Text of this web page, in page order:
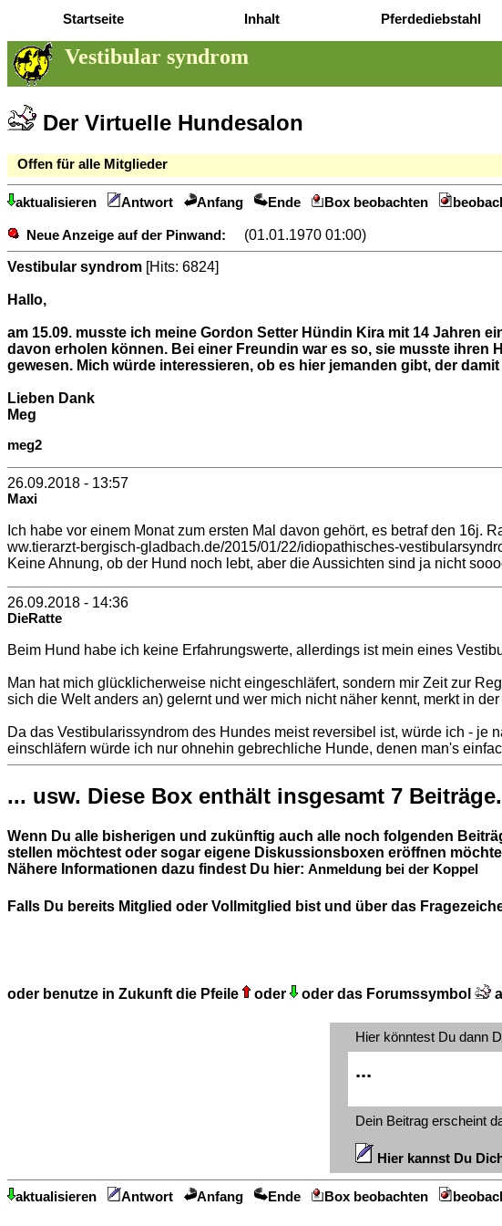
Startseite Inhalt Pferdediebstahl
Vestibular syndrom
Der Virtuelle Hundesalon
Offen für alle Mitglieder
aktualisieren Antwort Anfang Ende Box beobachten
Neue Anzeige auf der Pinwand: (01.01.1970 01:00)
Vestibular syndrom [Hits: 6824]
Hallo,
am 15.09. musste ich meine Gordon Setter Hündin Kira mit 14 Jahren
davon erholen können. Bei einer Freundin war es so, sie musste ihren
gewesen. Mich würde interessieren, ob es hier jemanden gibt, der
Lieben Dank
Meg
meg2
26.09.2018 - 13:57
Maxi
Ich habe vor einem Monat zum ersten Mal davon gehört, es betraf den 16j.
ww.tierarzt-bergisch-gladbach.de/2015/01/22/idiopathisches-
Keine Ahnung, ob der Hund noch lebt, aber die Aussichten sind ja nicht
26.09.2018 - 14:36
DieRatte
Beim Hund habe ich keine Erfahrungswerte, allerdings ist mein eines
Man hat mich glücklicherweise nicht eingeschläfert, sondern mir Zeit zur
sich die Welt anders an) gelernt und wer mich nicht näher kennt, merkt in
Da das Vestibularissyndrom des Hundes meist reversibel ist, würde ich - je
einschläfern würde ich nur ohnehin gebrechliche Hunde, denen man's
... usw. Diese Box enthält insgesamt 7 Beiträge.
Wenn Du alle bisherigen und zukünftig auch alle noch folgenden
stellen möchtest oder sogar eigene Diskussionsboxen eröffnen
Nähere Informationen dazu findest Du hier: Anmeldung bei der Koppel
Falls Du bereits Mitglied oder Vollmitglied bist und über das
oder benutze in Zukunft die Pfeile oder oder das Forumssymbol
Hier könntest Du dann
...
Dein Beitrag erscheint
Hier kannst Du
aktualisieren Antwort Anfang Ende Box beobachten